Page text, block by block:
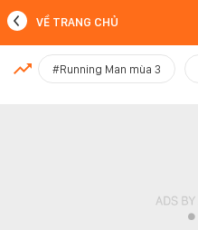
MỚI NHẤT
VỀ TRANG CHỦ
#Running Man mùa 3